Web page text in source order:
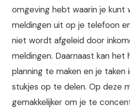
omgeving hebt waarin je kunt
meldingen uit op je telefoon
niet wordt afgeleid door
meldingen. Daarnaast kan het
planning te maken en je taken
stukjes op te delen. Op deze
gemakkelijker om je te